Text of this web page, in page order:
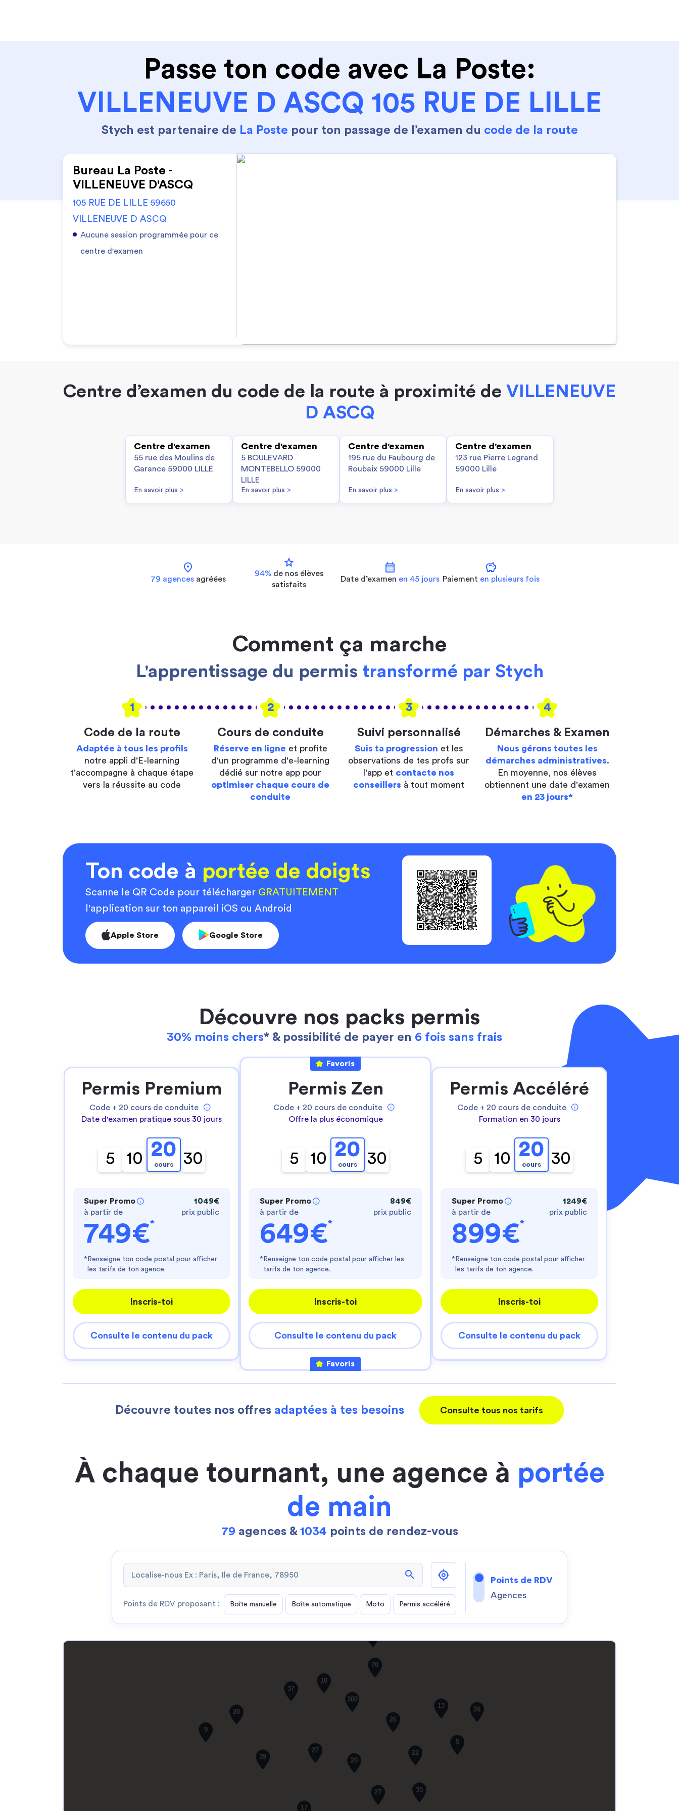
Continuer sans accepter
Ta gestion des cookies
web est une priorité
- réaliser des statistiques anonymes
- améliorer ton expérience d'utilisateur
- personnaliser les annonces
Consentements certifiés par
Je choisis J'accepte
Axeptio consent
Plateforme de Gestion du Consentement : Personnalisez vos Options
Notre plateforme vous permet d'adapter et de gérer vos paramètres de confidentialité, en
Passe ton code avec La Poste:
VILLENEUVE D ASCQ 105 RUE DE LILLE
Stych est partenaire de La Poste pour ton passage de l’examen du code de la route
Bureau La Poste -
VILLENEUVE D'ASCQ
105 RUE DE LILLE 59650
VILLENEUVE D ASCQ
Aucune session programmée pour ce
centre d'examen
Centre d’examen du code de la route à proximité de VILLENEUVE
D ASCQ
Centre d'examen
55 rue des Moulins de
Garance 59000 LILLE
En savoir plus >
Centre d'examen
5 BOULEVARD
MONTEBELLO 59000
LILLE
En savoir plus >
Centre d'examen
195 rue du Faubourg de
Roubaix 59000 Lille
En savoir plus >
Centre d'examen
123 rue Pierre Legrand
59000 Lille
En savoir plus >
location_on
79 agences agréées
star
94% de nos élèves
satisfaits
calendar_month
Date d’examen en 45 jours
savings
Paiement en plusieurs fois
Comment ça marche
L'apprentissage du permis transformé par Stych
1 2 3 4
Code de la route
Adaptée à tous les profils
notre appli d'E-learning
t'accompagne à chaque étape
vers la réussite au code
Cours de conduite
Réserve en ligne et profite
d'un programme d'e-learning
dédié sur notre app pour
optimiser chaque cours de
conduite
Suivi personnalisé
Suis ta progression et les
observations de tes profs sur
l'app et contacte nos
conseillers à tout moment
Démarches & Examen
Nous gérons toutes les
démarches administratives.
En moyenne, nos élèves
obtiennent une date d'examen
en 23 jours*
Ton code à portée de doigts
Scanne le QR Code pour télécharger GRATUITEMENT
l'application sur ton appareil iOS ou Android
Apple Store Google Store
Découvre nos packs permis
30% moins chers* & possibilité de payer en 6 fois sans frais
Permis Premium
Code + 20 cours de conduite
Date d'examen pratique sous 30 jours
5 10 20
cours 30
Super Promo
à partir de
749€*
1049€
prix public
* Renseigne ton code postal pour afficher
les tarifs de ton agence.
Inscris-toi
Consulte le contenu du pack
Favoris
Permis Zen
Code + 20 cours de conduite
Offre la plus économique
5 10 20
cours 30
Super Promo
à partir de
649€*
849€
prix public
* Renseigne ton code postal pour afficher les
tarifs de ton agence.
Inscris-toi
Consulte le contenu du pack
Favoris
Permis Accéléré
Code + 20 cours de conduite
Formation en 30 jours
5 10 20
cours 30
Super Promo
à partir de
899€*
1249€
prix public
* Renseigne ton code postal pour afficher
les tarifs de ton agence.
Inscris-toi
Consulte le contenu du pack
Découvre toutes nos offres adaptées à tes besoins Consulte tous nos tarifs
À chaque tournant, une agence à portée
de main
79 agences & 1034 points de rendez-vous
search
Points de RDV proposant : Boîte manuelle Boîte automatique Moto Permis accéléré
Points de RDV
Agences
35
70
27
26
37
17
20
22
300
20
9
27
39
13 26
10
5